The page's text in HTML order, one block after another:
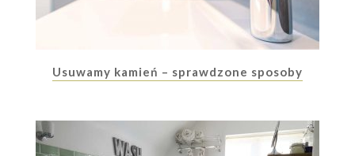
Usuwamy kamień – sprawdzone sposoby